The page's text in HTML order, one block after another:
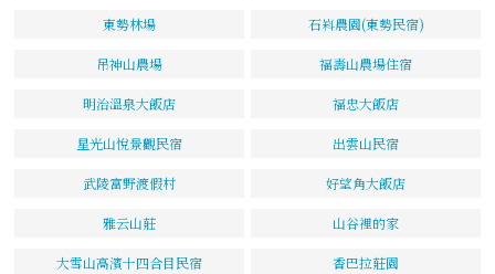
東勢林場 石嵙農園(東勢民宿)
吊神山農場 福壽山農場住宿
明治溫泉大飯店 福忠大飯店
星光山悅景觀民宿 出雲山民宿
武陵富野渡假村 好望角大飯店
雅云山莊 山谷裡的家
大雪山高濱十四合目民宿 香巴拉莊園